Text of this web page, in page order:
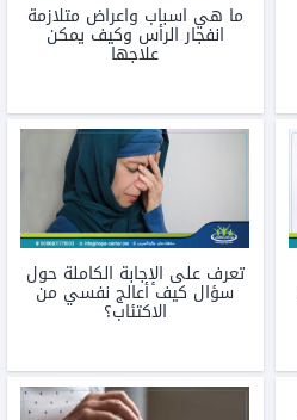
ما هي اسباب واعراض متلازمة
انفجار الرأس وكيف يمكن
علاجها
تعرف على الإجابة الكاملة حول
سؤال كيف أعالج نفسي من
الاكتئاب؟